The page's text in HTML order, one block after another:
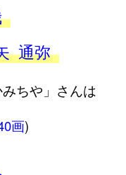
通弥
ちや」さんは
画)